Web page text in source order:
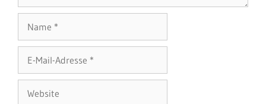
Mail-
Adresse